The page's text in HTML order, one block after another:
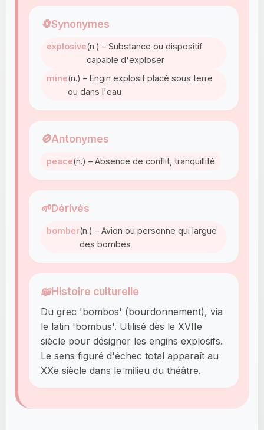
🔄Synonymes
explosive(n.) – Substance ou dispositif
capable d'exploser
mine(n.) – Engin explosif placé sous terre
ou dans l'eau
🚫Antonymes
peace(n.) – Absence de conflit, tranquillité
🌱Dérivés
bomber(n.) – Avion ou personne qui largue
des bombes
📖Histoire culturelle
Du grec 'bombos' (bourdonnement), via
le latin 'bombus'. Utilisé dès le XVIIe
siècle pour désigner les engins explosifs.
Le sens figuré d'échec total apparaît au
XXe siècle dans le milieu du théâtre.